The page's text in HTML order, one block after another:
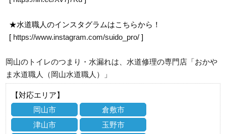
★水道職人のインスタグラムはこちらから！
[ https://www.instagram.com/suido_pro/ ]
岡山のトイレのつまり・水漏れは、水道修理の専門店「おかや
ま水道職人（岡山水道職人）」
【対応エリア】
岡山市
倉敷市
津山市
玉野市